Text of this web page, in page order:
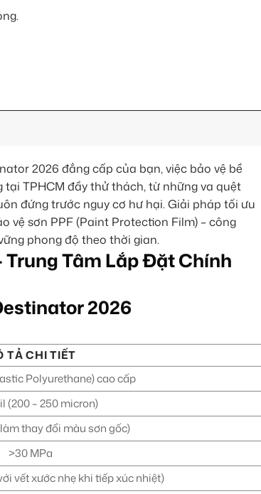
2026 đẳng cấp của bạn, việc bảo vệ bề
TPHCM đầy thử thách, từ những va quệt
đứng trước nguy cơ hư hại. Giải pháp tối ưu
vệ sơn PPF (Paint Protection Film) – công
phong độ theo thời gian.
2026
TẢ CHI TIẾT
Polyurethane) cao cấp
(200 – 250 micron)
thay đổi màu sơn gốc)
>30 MPa
vết xước nhẹ khi tiếp xúc nhiệt)